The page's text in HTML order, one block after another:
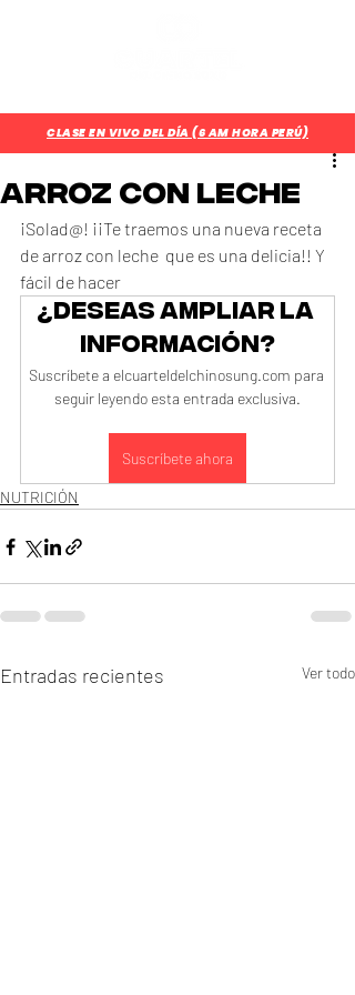
CLASE EN VIVO DEL DÍA (6 AM HORA PERÚ)
ARROZ CON LECHE
¡Solad@! ¡¡Te traemos una nueva receta
de arroz con leche  que es una delicia!! Y
fácil de hacer
¿Deseas ampliar la
información?
Suscríbete a elcuarteldelchinosung.com para
seguir leyendo esta entrada exclusiva.
Suscríbete ahora
NUTRICIÓN
Entradas recientes Ver todo